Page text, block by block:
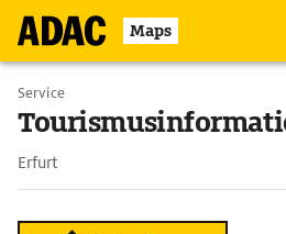
Maps
Service
Erfurt